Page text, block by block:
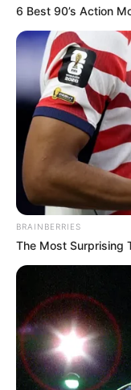
6 Best 90’s Action
BRAINBERRIES
The Most Surprising